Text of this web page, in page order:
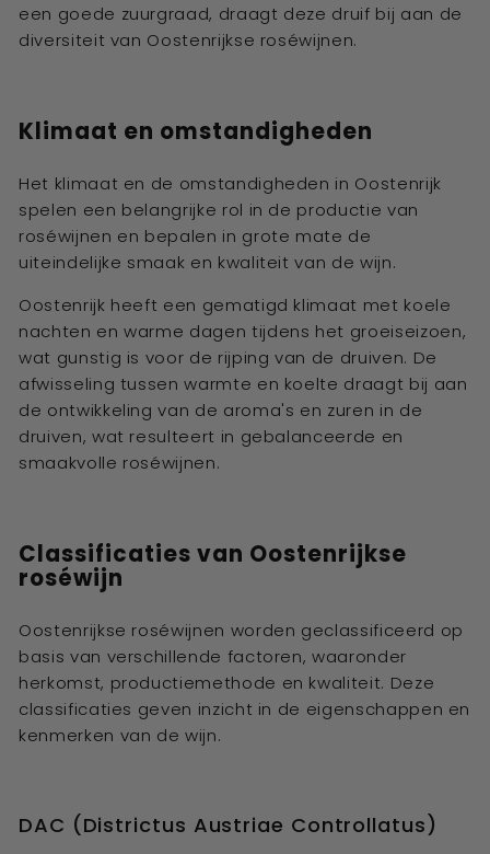
een goede zuurgraad, draagt deze druif bij aan de
diversiteit van Oostenrijkse roséwijnen.
Klimaat en omstandigheden
Het klimaat en de omstandigheden in Oostenrijk
spelen een belangrijke rol in de productie van
roséwijnen en bepalen in grote mate de
uiteindelijke smaak en kwaliteit van de wijn.
Oostenrijk heeft een gematigd klimaat met koele
nachten en warme dagen tijdens het groeiseizoen,
wat gunstig is voor de rijping van de druiven. De
afwisseling tussen warmte en koelte draagt bij aan
de ontwikkeling van de aroma's en zuren in de
druiven, wat resulteert in gebalanceerde en
smaakvolle roséwijnen.
Classificaties van Oostenrijkse
roséwijn
Oostenrijkse roséwijnen worden geclassificeerd op
basis van verschillende factoren, waaronder
herkomst, productiemethode en kwaliteit. Deze
classificaties geven inzicht in de eigenschappen en
kenmerken van de wijn.
DAC (Districtus Austriae Controllatus)